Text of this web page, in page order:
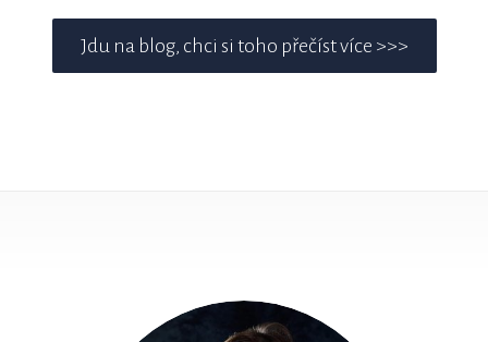
Jdu na blog, chci si toho přečíst více >>>